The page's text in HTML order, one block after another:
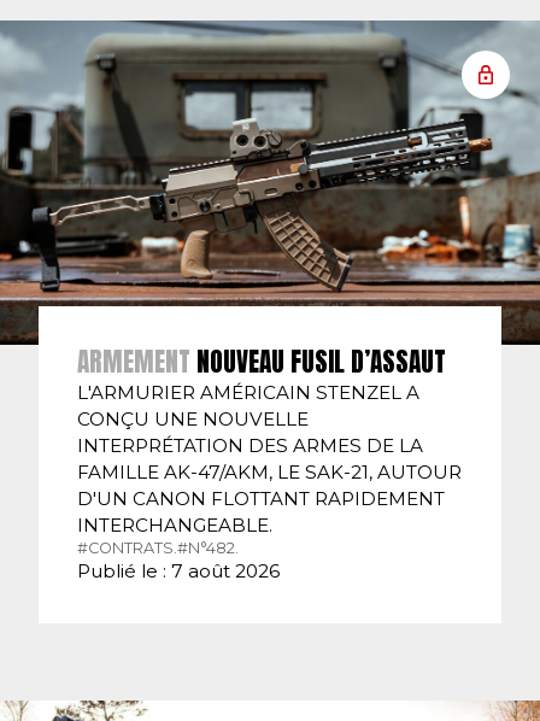
ARMEMENT NOUVEAU FUSIL D’ASSAUT
L'ARMURIER AMÉRICAIN STENZEL A
CONÇU UNE NOUVELLE
INTERPRÉTATION DES ARMES DE LA
FAMILLE AK-47/AKM, LE SAK-21, AUTOUR
D'UN CANON FLOTTANT RAPIDEMENT
INTERCHANGEABLE.
#CONTRATS.#N°482.
Publié le : 7 août 2026